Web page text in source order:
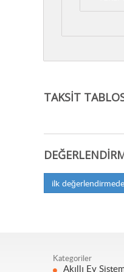
TAKSIT
ilk
Kategoriler
Akıllı Ev